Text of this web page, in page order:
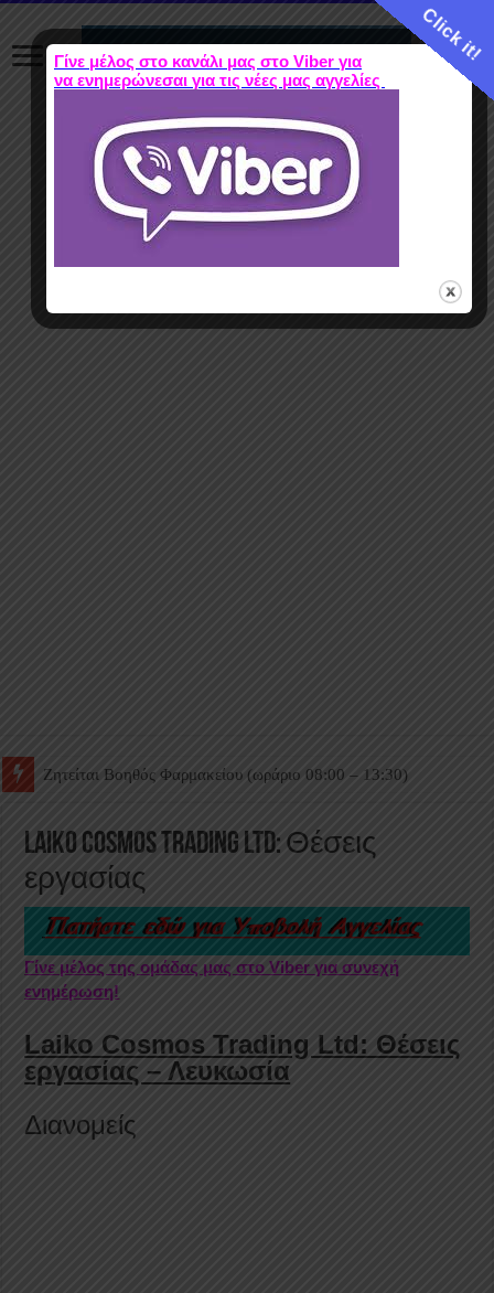
Ζητείται Βοηθός Θαλάμου
Laiko Cosmos Trading Ltd: Θέσεις
εργασίας
Γίνε μέλος της ομάδας μας στο Viber για συνεχή
ενημέρωση!
Laiko Cosmos Trading Ltd: Θέσεις
εργασίας – Λευκωσία
Διανομείς
Click it!
Γίνε μέλος στο κανάλι μας στο Viber για
να ενημερώνεσαι για τις νέες μας αγγελίες